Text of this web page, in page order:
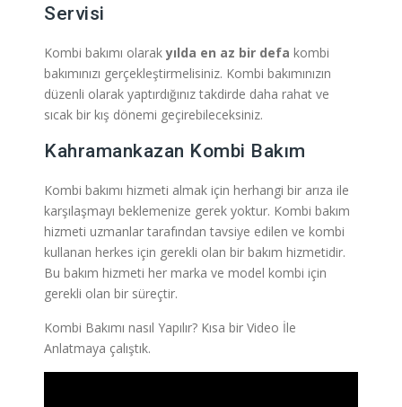
Servisi
Kombi bakımı olarakyılda en az bir defa kombi
bakımınızı gerçekleştirmelisiniz. Kombi bakımınızın
düzenli olarak yaptırdığınız takdirde daha rahat ve
sıcak bir kış dönemi geçirebileceksiniz.
Kahramankazan Kombi Bakım
Kombi bakımı hizmeti almak için herhangi bir arıza ile
karşılaşmayı beklemenize gerek yoktur. Kombi bakım
hizmeti uzmanlar tarafından tavsiye edilen ve kombi
kullanan herkes için gerekli olan bir bakım hizmetidir.
Bu bakım hizmeti her marka ve model kombi için
gerekli olan bir süreçtir.
Kombi Bakımı nasıl Yapılır? Kısa bir Video İle
Anlatmaya çalıştık.